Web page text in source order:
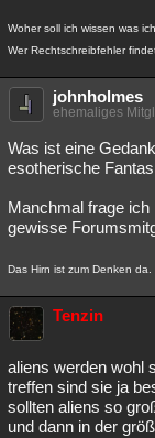
Woher soll ich wissen was
Wer Rechtschreibfehler
johnholmes
ehemaliges
Was ist eine
esotherische
Manchmal frage
gewisse
Das Hirn ist zum Denken da.
Tenzin
aliens werden wohl
treffen sind sie ja
sollten aliens so
und dann in der